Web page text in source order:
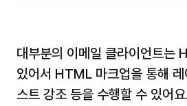
대부분의 이메일 클라이언트는
있어서 HTML 마크업을 통해 레
스트 강조 등을 수행할 수 있